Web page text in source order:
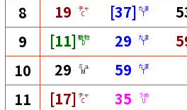
8 19 チャ
C [37] たま
T
9 [11] 動物
D 29 たま
T
10 29 ミュ
M 59 たま
T
11 [17] チャ
C 35 うめ
U